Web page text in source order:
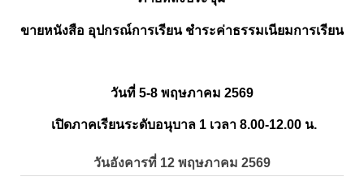
ขายหนังสือ อุปกรณ์การเรียน ชำระค่าธรรมเนียมการเรียน
วันที่ 5-8 พฤษภาคม 2569
เปิดภาคเรียนระดับอนุบาล 1 เวลา 8.00-12.00 น.
วันอังคารที่ 12 พฤษภาคม 2569